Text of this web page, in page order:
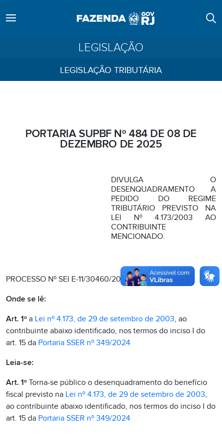
LEGISLAÇÃO
LEGISLAÇÃO TRIBUTÁRIA
PORTARIA SUPBF Nº 484 DE 08 DE
DEZEMBRO DE 2025
DIVULGA O
DESENQUADRAMENTO A
PEDIDO DO REGIME
TRIBUTÁRIO PREVISTO NA
LEI Nº 4.173/2003 AO
CONTRIBUINTE
MENCIONADO.
PROCESSO Nº SEI E-11/30460/2012
Onde se lê:
Art. 1º a Lei nº 4.173, de 29 de setembro de 2003, ao
contribuinte abaixo identificado, nos termos do inciso I do
art. 15 da Portaria SSER nº 349/2024
Leia-se:
Art. 1º Torna-se público o desenquadramento do benefício
fiscal previsto na Lei nº 4.173, de 29 de setembro de 2003,
ao contribuinte abaixo identificado, nos termos do inciso I do
art. 15 da Portaria SSER nº 349/2024